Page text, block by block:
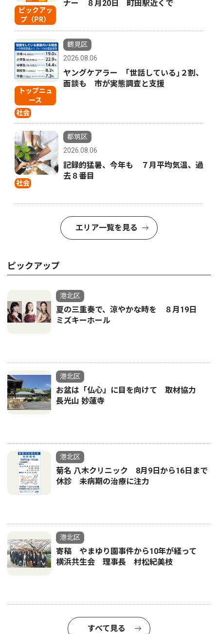
ピックアッ
プ（PR）
ナー ８月20日 町田駅近くで
トップニュ
ース
社会
鶴見区
2026.08.06
ヤングケアラー ｢世話している｣２割、
面談も 市が実態調査と支援
社会
都筑区
2026.08.06
記録的猛暑、今年も ７月平均気温、過
去８番目
エリア一覧を見る
ピックアップ
港北区
夏の三重奏で、涼やかな時を ８月19日
ミズキーホール
港北区
お盆は「仏心」に目を向けて 取材協力
長光山 妙蓮寺
港北区
菊名 八木クリニック 8月9日から16日まで
休診 未病期の治療に注力
港北区
寄稿 やまゆり園事件から10年が経って
横浜共生会 理事長 村松紀美枝
すべて見る